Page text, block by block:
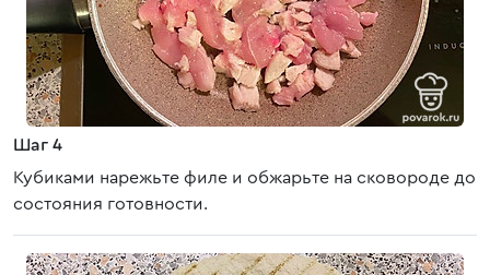
Шаг 4
Кубиками нарежьте филе и обжарьте на сковороде до
состояния готовности.